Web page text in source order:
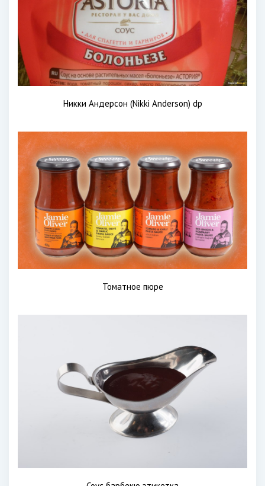
Никки Андерсон (Nikki Anderson) dp
Томатное пюре